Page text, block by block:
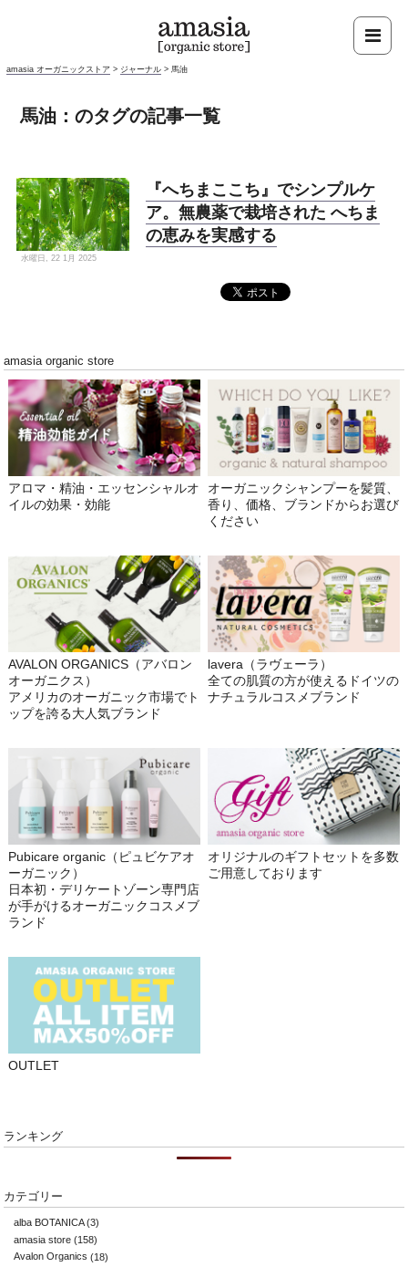
amasia オーガニックストア > ジャーナル > 馬油
馬油：のタグの記事一覧
『へちまここち』でシンプルケ
ア。無農薬で栽培された へちま
の恵みを実感する
水曜日, 22 1月 2025
amasia organic store
アロマ・精油・エッセンシャルオ
イルの効果・効能
オーガニックシャンプーを髪質、
香り、価格、ブランドからお選び
ください
AVALON ORGANICS（アバロン
オーガニクス）
アメリカのオーガニック市場でト
ップを誇る大人気ブランド
lavera（ラヴェーラ）
全ての肌質の方が使えるドイツの
ナチュラルコスメブランド
Pubicare organic（ピュビケアオ
ーガニック）
日本初・デリケートゾーン専門店
が手がけるオーガニックコスメブ
ランド
オリジナルのギフトセットを多数
ご用意しております
OUTLET
ランキング
カテゴリー
alba BOTANICA(3)
amasia store (158)
Avalon Organics (18)